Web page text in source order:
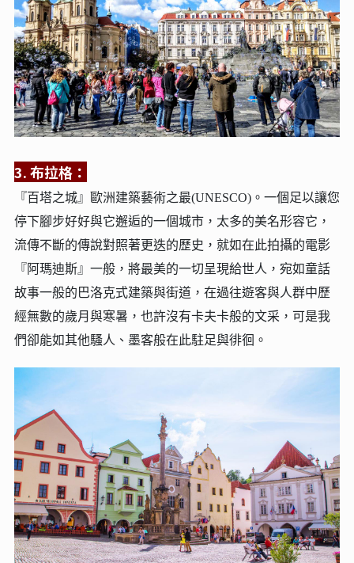
3. 布拉格：
『百塔之城』歐洲建築藝術之最(UNESCO)。 一個足以讓您
停下腳步好好與它邂逅的一個城市，太多的美名形容它，
流傳不斷的傳說對照著更迭的歷史，就如在此拍攝的電影
『阿瑪迪斯』一般，將最美的一切呈現給世人，宛如童話
故事一般的巴洛克式建築與街道，在過往遊客與人群中歷
經無數的歲月與寒暑，也許沒有卡夫卡般的文采，可是我
們卻能如其他騷人、墨客般在此駐足與徘徊。